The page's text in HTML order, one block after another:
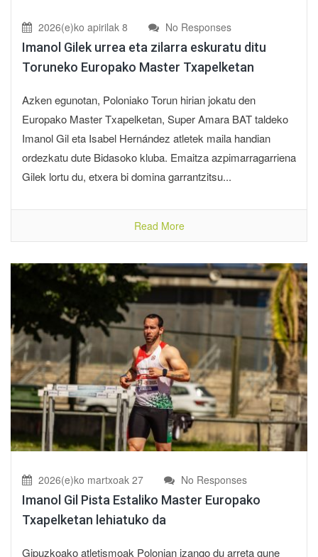
2026(e)ko apirilak 8 No Responses
Imanol Gilek urrea eta zilarra eskuratu ditu
Toruneko Europako Master Txapelketan
Azken egunotan, Poloniako Torun hirian jokatu den
Europako Master Txapelketan, Super Amara BAT taldeko
Imanol Gil eta Isabel Hernández atletek maila handian
ordezkatu dute Bidasoko kluba. Emaitza azpimarragarriena
Gilek lortu du, etxera bi domina garrantzitsu...
Read More
2026(e)ko martxoak 27 No Responses
Imanol Gil Pista Estaliko Master Europako
Txapelketan lehiatuko da
Gipuzkoako atletismoak Polonian izango du arreta gune